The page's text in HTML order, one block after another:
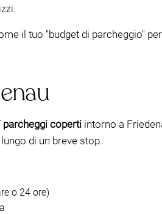
il tuo "budget di parcheggio"
parcheggi coperti intorno a
di un breve stop.
o 24 ore)